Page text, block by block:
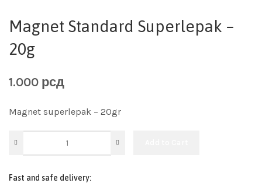
Magnet Standard Superlepak –
20g
1.000 рсд
Magnet superlepak – 20gr
Fast and safe delivery: